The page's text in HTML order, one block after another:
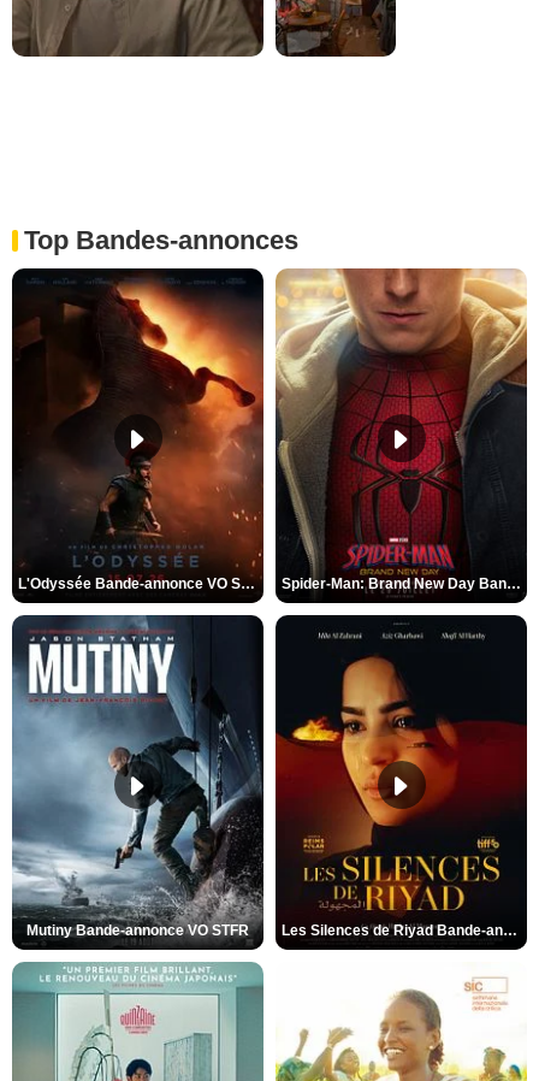
Top Bandes-annonces
L'Odyssée Bande-annonce VO STFR Spider-Man: Brand New Day Bande-annonce VO STFR
Mutiny Bande-annonce VO STFR Les Silences de Riyad Bande-annonce VO STFR